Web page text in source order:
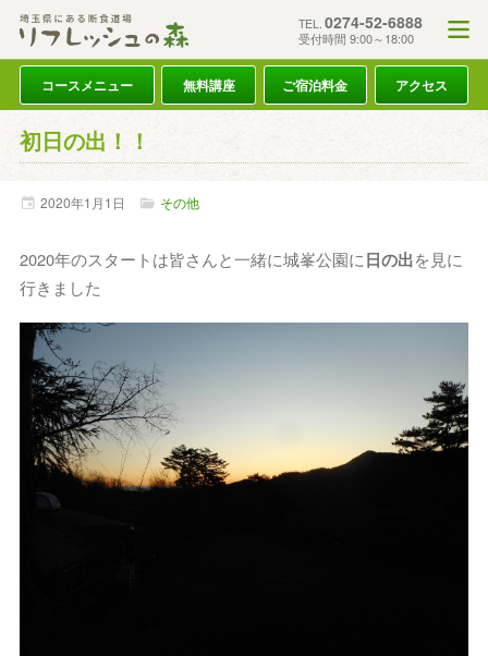
TEL. 0274-52-6888
受付時間 9:00～18:00
コースメニュー 無料講座 ご宿泊料金 アクセス
初日の出！！
2020年1月1日 その他
2020年のスタートは皆さんと一緒に城峯公園に日の出を見に
行きました